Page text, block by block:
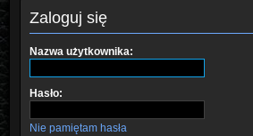
Zaloguj się
Nazwa użytkownika:
Hasło:
Nie pamiętam hasła